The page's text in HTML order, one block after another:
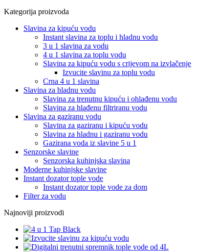
Kategorija proizvoda
Slavina za kipuću vodu
Instant slavina za toplu i hladnu vodu
3 u 1 slavina za vodu
4 u 1 slavina za toplu vodu
Slavina za kipuću vodu s crijevom na izvlačenje
Izvucite slavinu za toplu vodu
Crna 4 u 1 slavina
Slavina za hladnu vodu
Slavina za trenutnu kipuću i ohlađenu vodu
Slavina za hlađenu filtriranu vodu
Slavina za gaziranu vodu
Slavina za gaziranu i kipuću vodu
Slavina za hladnu i gaziranu vodu
Gazirana voda iz slavine 5 u 1
Senzorske slavine
Senzorska kuhinjska slavina
Moderne kuhinjske slavine
Instant dozator tople vode
Instant dozator tople vode za dom
Filter za vodu
Najnoviji proizvodi